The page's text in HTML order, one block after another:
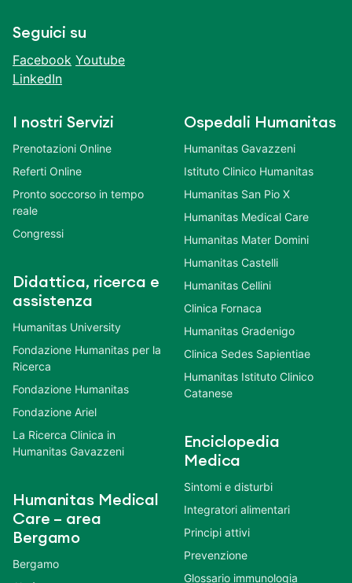
Seguici su
Facebook Youtube
LinkedIn
I nostri Servizi
Prenotazioni Online
Referti Online
Pronto soccorso in tempo
reale
Congressi
Didattica, ricerca e
assistenza
Humanitas University
Fondazione Humanitas per la
Ricerca
Fondazione Humanitas
Fondazione Ariel
La Ricerca Clinica in
Humanitas Gavazzeni
Humanitas Medical
Care – area
Bergamo
Bergamo
Ospedali Humanitas
Humanitas Gavazzeni
Istituto Clinico Humanitas
Humanitas San Pio X
Humanitas Medical Care
Humanitas Mater Domini
Humanitas Castelli
Humanitas Cellini
Clinica Fornaca
Humanitas Gradenigo
Clinica Sedes Sapientiae
Humanitas Istituto Clinico
Catanese
Enciclopedia
Medica
Sintomi e disturbi
Integratori alimentari
Principi attivi
Prevenzione
Glossario immunologia